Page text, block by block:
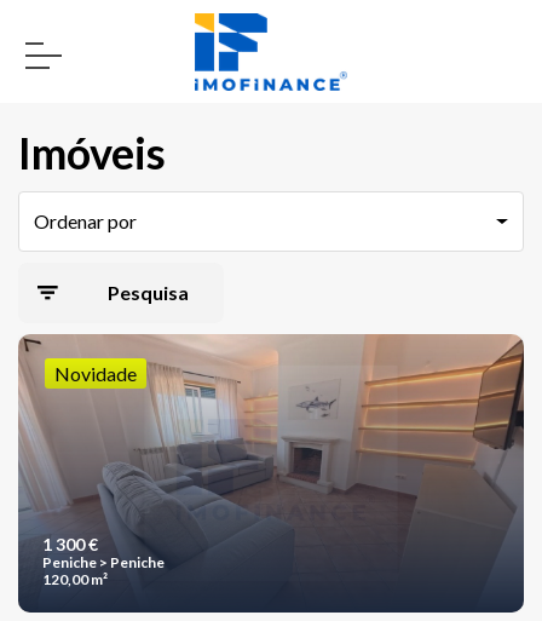
Imóveis
Ordenar por
Pesquisa
avançada
Novidade
1 300 €
Peniche > Peniche
120,00 m²